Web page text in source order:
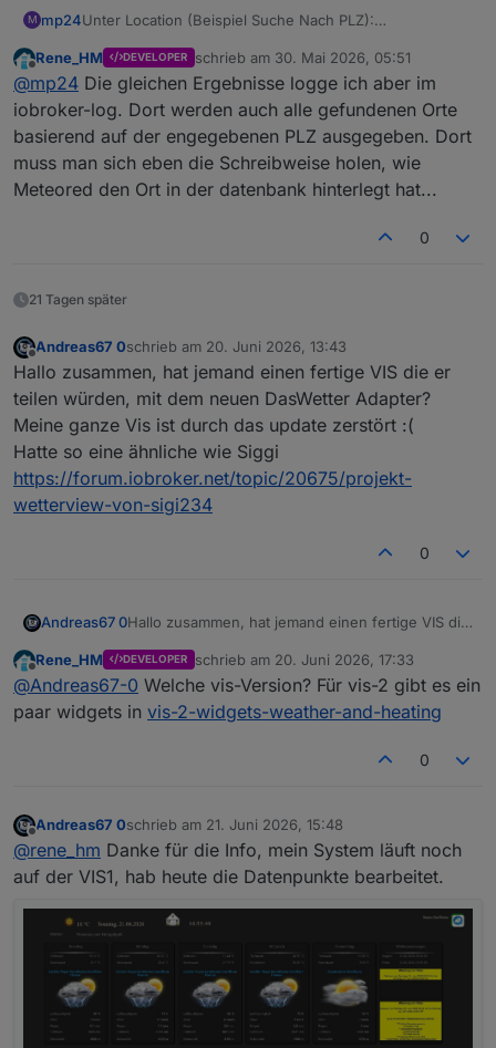
M mp24Unter Location (Beispiel Suche Nach PLZ):
Try it out drücken
Api-Key einkopieren
PLZ eingeben
und Execute drücken
Viel Erfolg
Offline
Rene_HM DEVELOPER schrieb am 30. Mai 2026, 05:51
zuletzt editiert von
@mp24 Die gleichen Ergebnisse logge ich aber im
iobroker-log. Dort werden auch alle gefundenen Orte
basierend auf der engegebenen PLZ ausgegeben. Dort
muss man sich eben die Schreibweise holen, wie
Meteored den Ort in der datenbank hinterlegt hat...
0
21 Tagen später
Offline
Andreas67 0schrieb am 20. Juni 2026, 13:43
zuletzt editiert von
Hallo zusammen, hat jemand einen fertige VIS die er
teilen würden, mit dem neuen DasWetter Adapter?
Meine ganze Vis ist durch das update zerstört :(
Hatte so eine ähnliche wie Siggi
https://forum.iobroker.net/topic/20675/projekt-
wetterview-von-sigi234
0
Andreas67 0Hallo zusammen, hat jemand einen fertige VIS die
Adapter?
Meine ganze Vis ist durch das update zerstört :(
Hatte so eine ähnliche wie Siggi
https://forum.iobroker.net/topic/20675/projekt-
Offline
Rene_HM DEVELOPER schrieb am 20. Juni 2026, 17:33
zuletzt editiert von
@Andreas67-0 Welche vis-Version? Für vis-2 gibt es ein
paar widgets in vis-2-widgets-weather-and-heating
0
Andreas67 0schrieb am 21. Juni 2026, 15:48
zuletzt editiert von
@rene_hm Danke für die Info, mein System läuft noch
auf der VIS1, hab heute die Datenpunkte bearbeitet.